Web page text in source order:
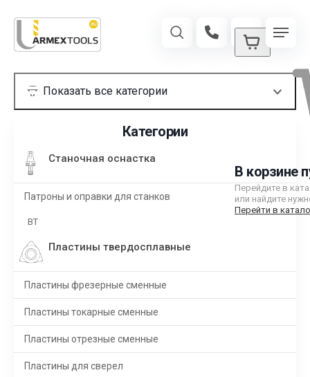
В корзине
Перейдите в
или найдите
Перейти в
Категории
Станочная оснастка
Патроны и оправки для станков
BT
Пластины твердосплавные
Пластины фрезерные сменные
Пластины токарные сменные
Пластины отрезные сменные
Пластины для сверел